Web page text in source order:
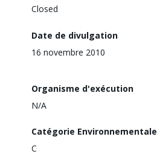
Closed
Date de divulgation
16 novembre 2010
Organisme d'exécution
N/A
Catégorie Environnementale
C